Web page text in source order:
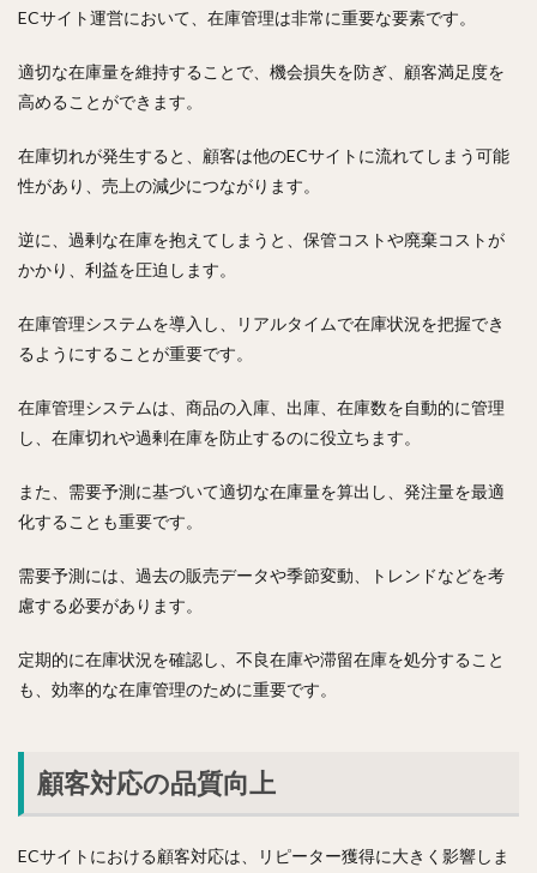
ECサイト運営において、在庫管理は非常に重要な要素です。
適切な在庫量を維持することで、機会損失を防ぎ、顧客満足度を
高めることができます。
在庫切れが発生すると、顧客は他のECサイトに流れてしまう可能
性があり、売上の減少につながります。
逆に、過剰な在庫を抱えてしまうと、保管コストや廃棄コストが
かかり、利益を圧迫します。
在庫管理システムを導入し、リアルタイムで在庫状況を把握でき
るようにすることが重要です。
在庫管理システムは、商品の入庫、出庫、在庫数を自動的に管理
し、在庫切れや過剰在庫を防止するのに役立ちます。
また、需要予測に基づいて適切な在庫量を算出し、発注量を最適
化することも重要です。
需要予測には、過去の販売データや季節変動、トレンドなどを考
慮する必要があります。
定期的に在庫状況を確認し、不良在庫や滞留在庫を処分すること
も、効率的な在庫管理のために重要です。
顧客対応の品質向上
ECサイトにおける顧客対応は、リピーター獲得に大きく影響しま